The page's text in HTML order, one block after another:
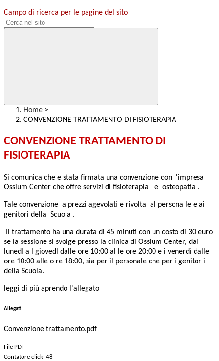
Campo di ricerca per le pagine del sito
Home >
CONVENZIONE TRATTAMENTO DI FISIOTERAPIA
CONVENZIONE TRATTAMENTO DI
FISIOTERAPIA
Si comunica che e stata firmata una convenzione con l'impresa
Ossium Center che offre servizi di fisioterapia e osteopatia .
Tale convenzione a prezzi agevolati e rivolta al persona le e ai
genitori della Scuola .
Il trattamento ha una durata di 45 minuti con un costo di 30 euro
se la sessione si svolge presso la clínica di Ossium Center, dal
lunedl a l giovedl dalle ore 10:00 al le ore 20:00 e i venerdì dalle
ore 10:00 alle o re 18:00, sia per il personale che per i genitor i
della Scuola.
leggi di più aprendo l'allegato
Allegati
Convenzione trattamento.pdf
File PDF
Contatore click: 48